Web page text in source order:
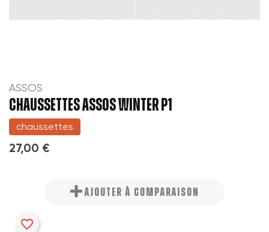
ASSOS
CHAUSSETTES ASSOS WINTER P1
chaussettes
27,00 €
AJOUTER À COMPARAISON
favorite_border